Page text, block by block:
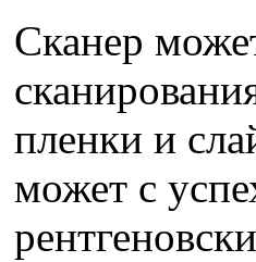
Сканер
пленки и
может с